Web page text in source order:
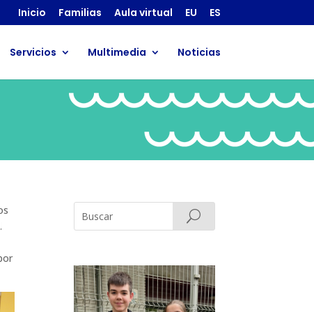
Inicio Familias Aula virtual EU ES
Servicios Multimedia Noticias